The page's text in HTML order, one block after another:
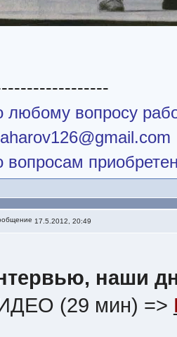
любому вопросу
вопросам
17.5.2012, 20:49
наши
(29 мин) =>